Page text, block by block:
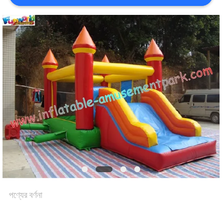
PRIVACY
POLICY
পণ্যের বর্ণনা